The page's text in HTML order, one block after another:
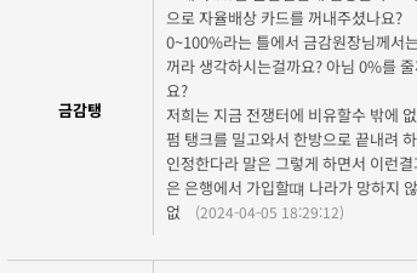
금감탱
으로 자율배상 카드를 꺼내주셨나요?
0~100%라는 틀에서 금감원장님께서
꺼라 생각하시는걸까요? 아님 0%를
요?
저희는 지금 전쟁터에 비유할수 밖에
펌 탱크를 밀고와서 한방으로 끝내려
인정한다라 말은 그렇게 하면서 이런
은 은행에서 가입할떄 나라가 망하지
없
(2024-04-05 18:29:12)